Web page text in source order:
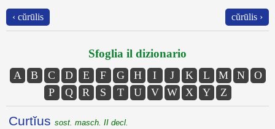
‹ cŭrūlis cŭrūlis ›
Sfoglia il dizionario
A B C D E F G H I J K L M N
O
P
Q R S T U V W X Y Z
Curtĭus sost. masch. II decl.